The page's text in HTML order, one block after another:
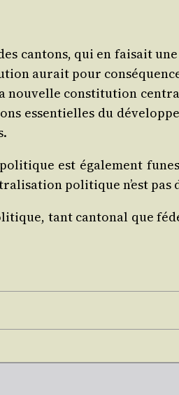
can­tons, qui en fai­sait
aurait pour
nou­velle consti­tu­tion
essen­tielles du
est éga­le­ment
poli­tique n’est pas
tant can­to­nal que